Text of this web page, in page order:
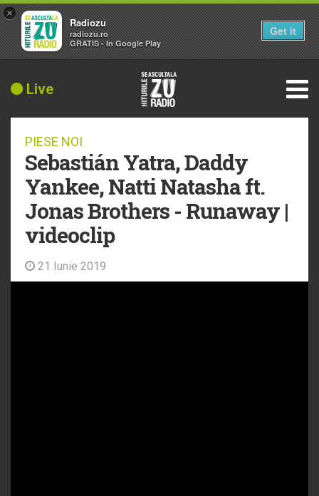
Live
PIESE NOI
Sebastián Yatra, Daddy
Yankee, Natti Natasha ft.
Jonas Brothers - Runaway |
videoclip
21 Iunie 2019
×
Radiozu
radiozu.ro
GRATIS - In Google Play
Get it